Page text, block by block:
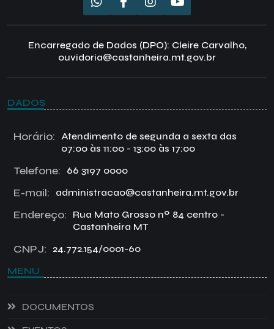
Encarregado de Dados (DPO): Cleire Carvalho,
ouvidoria@castanheira.mt.gov.br
DADOS
Horário:
Atendimento de segunda a sexta das
07:00 às 11:00 - 13:00 às 17:00
Telefone: 66 3197 0000
E-mail: administracao@castanheira.mt.gov.br
Endereço:
Rua Mato Grosso nº 84 centro -
Castanheira MT
CNPJ: 24.772.154/0001-60
MENU
DOCUMENTOS